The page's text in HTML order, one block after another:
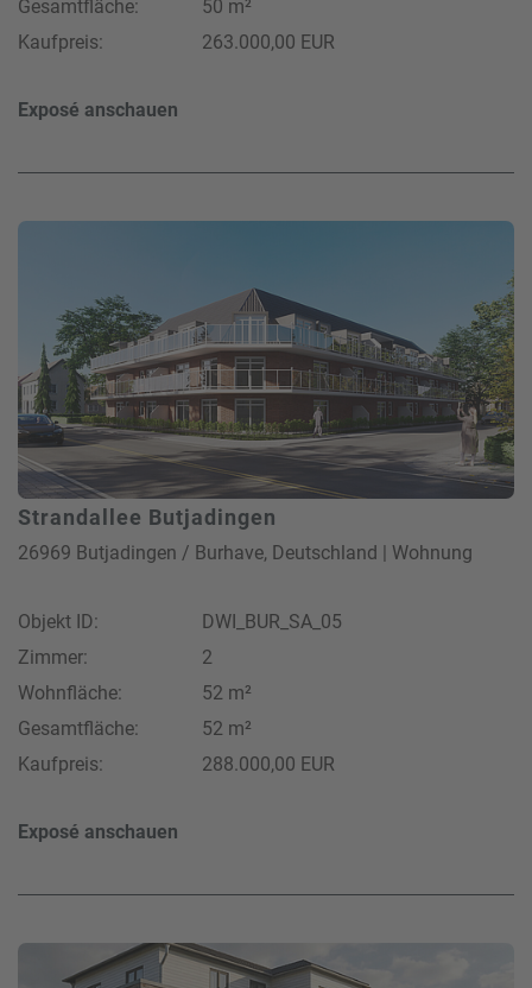
Gesamtfläche:
50 m²
Kaufpreis:
263.000,00 EUR
Exposé anschauen
Strandallee Butjadingen
26969 Butjadingen / Burhave, Deutschland | Wohnung
Objekt ID:
DWI_BUR_SA_05
Zimmer:
2
Wohnfläche:
52 m²
Gesamtfläche:
52 m²
Kaufpreis:
288.000,00 EUR
Exposé anschauen